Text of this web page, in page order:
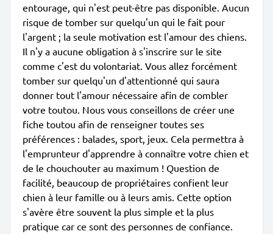
entourage, qui n'est peut-être pas disponible. Aucun
risque de tomber sur quelqu'un qui le fait pour
l'argent ; la seule motivation est l'amour des chiens.
Il n'y a aucune obligation à s'inscrire sur le site
comme c'est du volontariat. Vous allez forcément
tomber sur quelqu'un d'attentionné qui saura
donner tout l'amour nécessaire afin de combler
votre toutou. Nous vous conseillons de créer une
fiche toutou afin de renseigner toutes ses
préférences : balades, sport, jeux. Cela permettra à
l'emprunteur d'apprendre à connaître votre chien et
de le chouchouter au maximum ! Question de
facilité, beaucoup de propriétaires confient leur
chien à leur famille ou à leurs amis. Cette option
s'avère être souvent la plus simple et la plus
pratique car ce sont des personnes de confiance.